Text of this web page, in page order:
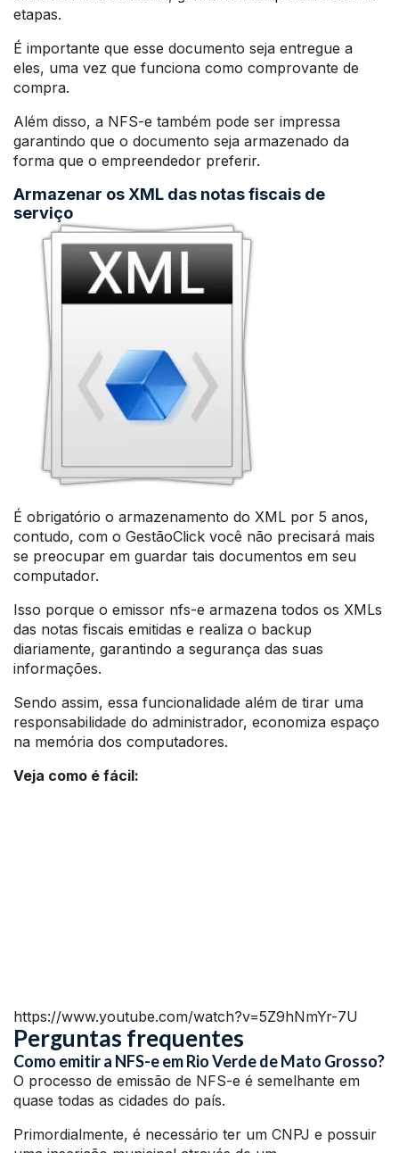
etapas.
É importante que esse documento seja entregue a
eles, uma vez que funciona como comprovante de
compra.
Além disso, a NFS-e também pode ser impressa
garantindo que o documento seja armazenado da
forma que o empreendedor preferir.
Armazenar os XML das notas fiscais de
serviço
É obrigatório o armazenamento do XML por 5 anos,
contudo, com o GestãoClick você não precisará mais
se preocupar em guardar tais documentos em seu
computador.
Isso porque o emissor nfs-e armazena todos os XMLs
das notas fiscais emitidas e realiza o backup
diariamente, garantindo a segurança das suas
informações.
Sendo assim, essa funcionalidade além de tirar uma
responsabilidade do administrador, economiza espaço
na memória dos computadores.
Veja como é fácil:
https://www.youtube.com/watch?v=5Z9hNmYr-7U
Perguntas frequentes
Como emitir a NFS-e em Rio Verde de Mato Grosso?
O processo de emissão de NFS-e é semelhante em
quase todas as cidades do país.
Primordialmente, é necessário ter um CNPJ e possuir